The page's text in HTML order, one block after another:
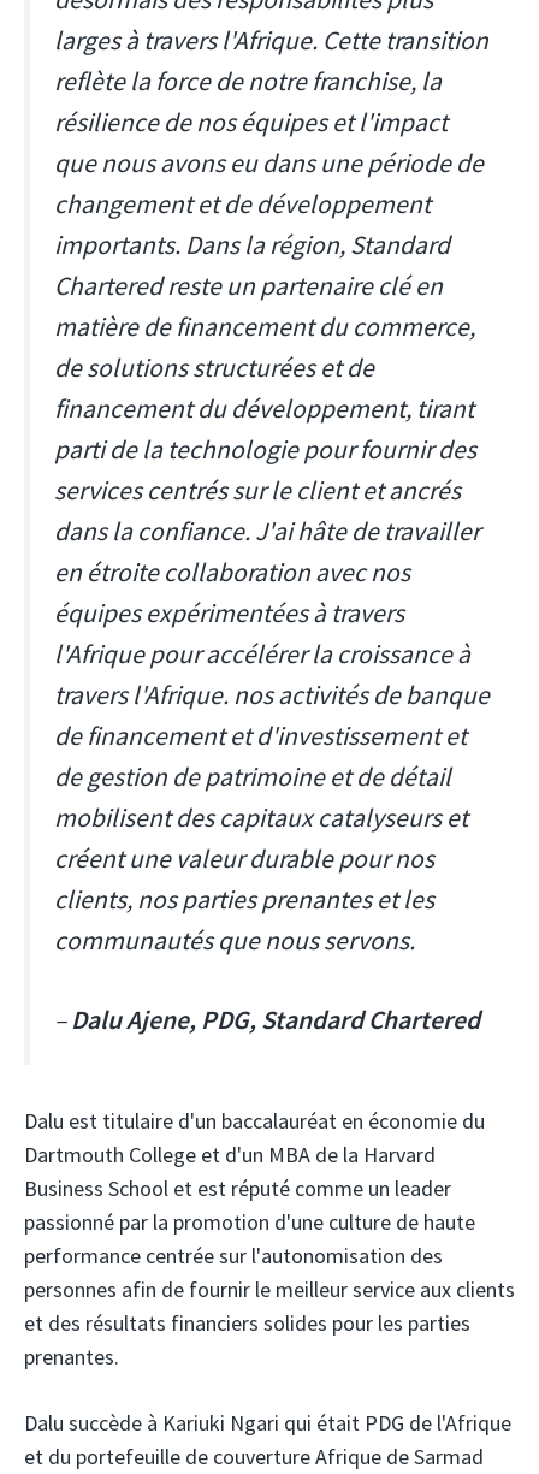
larges à travers l'Afrique. Cette transition
reflète la force de notre franchise, la
résilience de nos équipes et l'impact
que nous avons eu dans une période de
changement et de développement
importants. Dans la région, Standard
Chartered reste un partenaire clé en
matière de financement du commerce,
de solutions structurées et de
financement du développement, tirant
parti de la technologie pour fournir des
services centrés sur le client et ancrés
dans la confiance. J'ai hâte de travailler
en étroite collaboration avec nos
équipes expérimentées à travers
l'Afrique pour accélérer la croissance à
travers l'Afrique. nos activités de banque
de financement et d'investissement et
de gestion de patrimoine et de détail
mobilisent des capitaux catalyseurs et
créent une valeur durable pour nos
clients, nos parties prenantes et les
communautés que nous servons.
–Dalu Ajene, PDG, Standard Chartered
Dalu est titulaire d'un baccalauréat en économie du
Dartmouth College et d'un MBA de la Harvard
Business School et est réputé comme un leader
passionné par la promotion d'une culture de haute
performance centrée sur l'autonomisation des
personnes afin de fournir le meilleur service aux clients
et des résultats financiers solides pour les parties
prenantes.
Dalu succède à Kariuki Ngari qui était PDG de l'Afrique
et du portefeuille de couverture Afrique de Sarmad